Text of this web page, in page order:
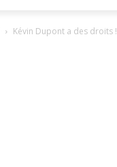
Kévin Dupont a des droits !